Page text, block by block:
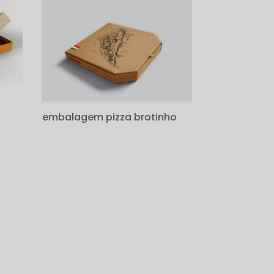
embalagem pizza brotinho